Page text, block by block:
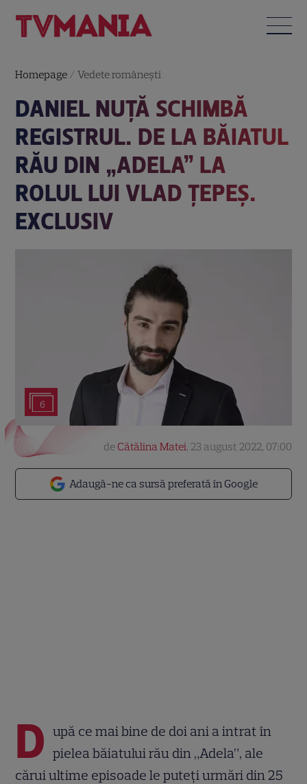
Homepage /Vedete româneşti
DANIEL NUȚĂ SCHIMBĂ
REGISTRUL. DE LA BĂIATUL
RĂU DIN „ADELA” LA
ROLUL LUI VLAD ȚEPEȘ.
EXCLUSIV
6
Adaugă-ne ca sursă preferată în Google
de Cătălina Matei, 23 august 2022, 07:00
D upă ce mai bine de doi ani a intrat în
pielea băiatului rău din „Adela”, ale
cărui ultime episoade le puteți urmări din 25